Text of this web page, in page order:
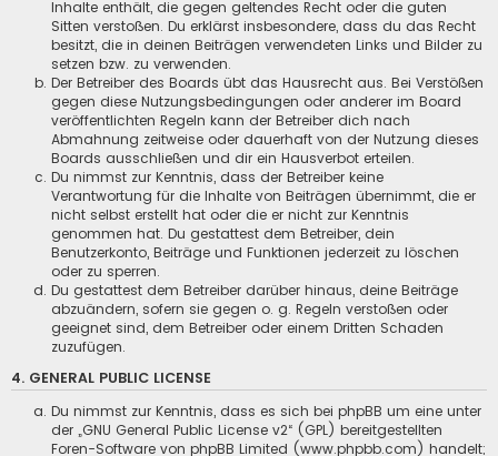
Inhalte enthält, die gegen geltendes Recht oder die guten
Sitten verstoßen. Du erklärst insbesondere, dass du das Recht
besitzt, die in deinen Beiträgen verwendeten Links und Bilder zu
setzen bzw. zu verwenden.
Der Betreiber des Boards übt das Hausrecht aus. Bei Verstößen
gegen diese Nutzungsbedingungen oder anderer im Board
veröffentlichten Regeln kann der Betreiber dich nach
Abmahnung zeitweise oder dauerhaft von der Nutzung dieses
Boards ausschließen und dir ein Hausverbot erteilen.
Du nimmst zur Kenntnis, dass der Betreiber keine
Verantwortung für die Inhalte von Beiträgen übernimmt, die er
nicht selbst erstellt hat oder die er nicht zur Kenntnis
genommen hat. Du gestattest dem Betreiber, dein
Benutzerkonto, Beiträge und Funktionen jederzeit zu löschen
oder zu sperren.
Du gestattest dem Betreiber darüber hinaus, deine Beiträge
abzuändern, sofern sie gegen o. g. Regeln verstoßen oder
geeignet sind, dem Betreiber oder einem Dritten Schaden
zuzufügen.
4. GENERAL PUBLIC LICENSE
Du nimmst zur Kenntnis, dass es sich bei phpBB um eine unter
der „GNU General Public License v2“ (GPL) bereitgestellten
Foren-Software von phpBB Limited (www.phpbb.com) handelt;